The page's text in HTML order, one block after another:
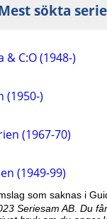
sökta
& C:O (1948-)
(1950-)
(1967-70)
(1949-99)
som saknas i
Seriesam AB. Du